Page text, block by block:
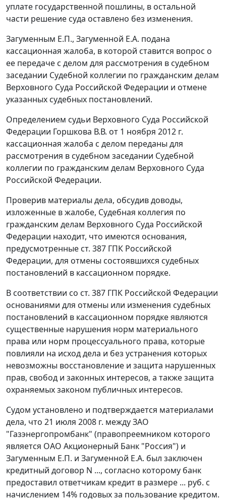
уплате государственной пошлины, в остальной
части решение суда оставлено без изменения.
Загуменным Е.П., Загуменной Е.А. подана
кассационная жалоба, в которой ставится вопрос о
ее передаче с делом для рассмотрения в судебном
заседании Судебной коллегии по гражданским делам
Верховного Суда Российской Федерации и отмене
указанных судебных постановлений.
Определением судьи Верховного Суда Российской
Федерации Горшкова В.В. от 1 ноября 2012 г.
кассационная жалоба с делом переданы для
рассмотрения в судебном заседании Судебной
коллегии по гражданским делам Верховного Суда
Российской Федерации.
Проверив материалы дела, обсудив доводы,
изложенные в жалобе, Судебная коллегия по
гражданским делам Верховного Суда Российской
Федерации находит, что имеются основания,
предусмотренные ст. 387 ГПК Российской
Федерации, для отмены состоявшихся судебных
постановлений в кассационном порядке.
В соответствии со ст. 387 ГПК Российской Федерации
основаниями для отмены или изменения судебных
постановлений в кассационном порядке являются
существенные нарушения норм материального
права или норм процессуального права, которые
повлияли на исход дела и без устранения которых
невозможны восстановление и защита нарушенных
прав, свобод и законных интересов, а также защита
охраняемых законом публичных интересов.
Судом установлено и подтверждается материалами
дела, что 21 июля 2008 г. между ЗАО
"Газэнергопромбанк" (правопреемником которого
является ОАО Акционерный Банк "Россия") и
Загуменным Е.П. и Загуменной Е.А. был заключен
кредитный договор N ..., согласно которому банк
предоставил ответчикам кредит в размере ... руб. с
начислением 14% годовых за пользование кредитом.